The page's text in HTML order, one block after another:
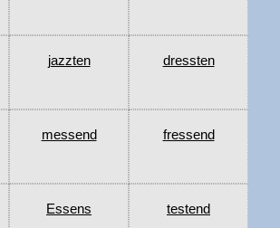
jazzten dressten
messend fressend
Essens testend